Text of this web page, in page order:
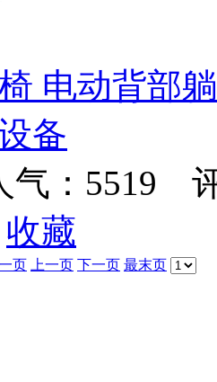
电动背部
备
：5519
收藏
页 上一页 下一页 最末页